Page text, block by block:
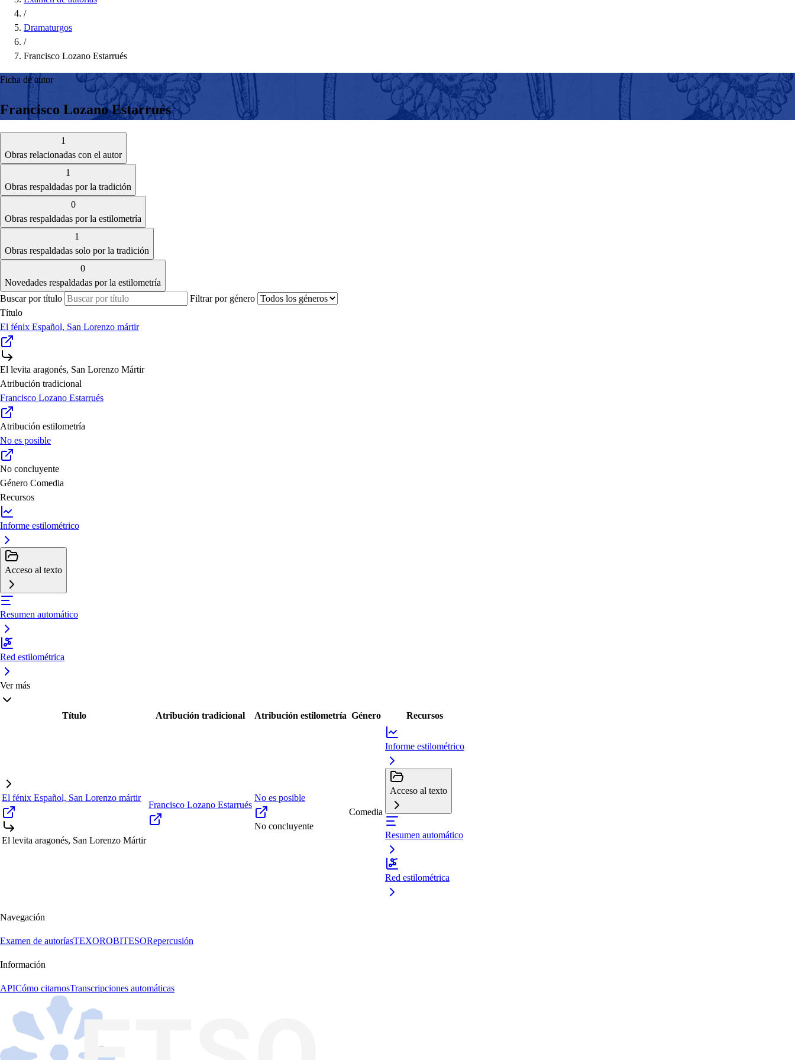
/
Dramaturgos
/
Francisco Lozano Estarrués
Ficha de autor
Francisco Lozano Estarrués
1
Obras relacionadas con el autor
1
Obras respaldadas por la tradición
0
Obras respaldadas por la estilometría
1
Obras respaldadas solo por la tradición
0
Novedades respaldadas por la estilometría
Buscar por título
Filtrar por género
Título
El fénix Español, San Lorenzo mártir
El levita aragonés, San Lorenzo Mártir
Atribución tradicional
Francisco Lozano Estarrués
Atribución estilometría
No es posible
No concluyente
Género Comedia
Recursos
Informe estilométrico
Acceso al texto
Resumen automático
Red estilométrica
Ver más
Título Atribución tradicional Atribución estilometría Género Recursos
El fénix Español, San Lorenzo mártir
El levita aragonés, San Lorenzo Mártir
Francisco Lozano Estarrués
No es posible
No concluyente
Comedia
Informe estilométrico
Acceso al texto
Resumen automático
Red estilométrica
Navegación
Examen de autoríasTEXOROBITESORepercusión
Información
APICómo citarnosTranscripciones automáticas